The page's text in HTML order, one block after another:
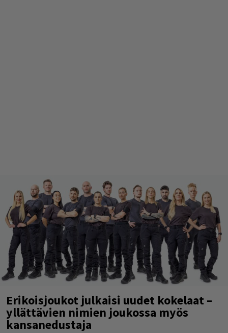
Erikoisjoukot julkaisi uudet kokelaat –
yllättävien nimien joukossa myös
kansanedustaja